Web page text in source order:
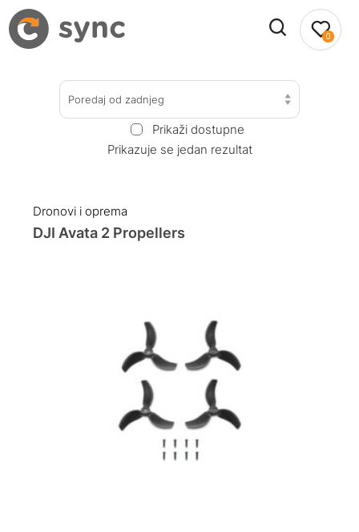
0
Poredaj od zadnjeg
Prikaži dostupne
Prikazuje se jedan rezultat
Dronovi i oprema
DJI Avata 2 Propellers